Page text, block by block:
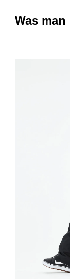
Was